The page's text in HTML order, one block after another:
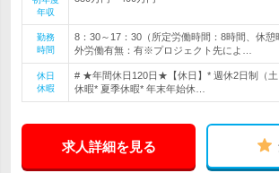
年収
勤務
時間
8：30～17：30（所定労働時間：8時間、休憩
外労働有無：有※プロジェクト先によ…
休日
休暇
# ★年間休日120日★【休日】* 週休2日制（土
休暇* 夏季休暇* 年末年始休…
求人詳細を見る